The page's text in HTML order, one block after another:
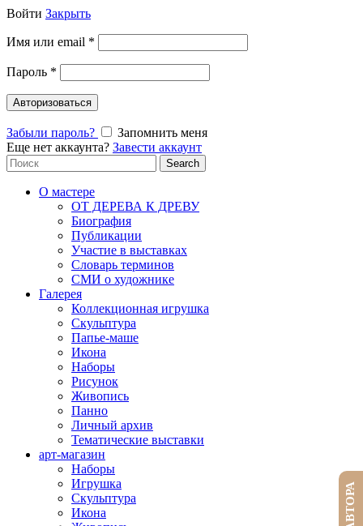
Войти Закрыть
Имя или email *
Пароль *
Авторизоваться
Забыли пароль?
Запомнить меня
Еще нет аккаунта? Завести аккаунт
Search
for:
Search
О мастере
ОТ ДЕРЕВА К ДРЕВУ
Биография
Публикации
Участие в выставках
Словарь терминов
СМИ о художнике
Галерея
Коллекционная игрушка
Скульптура
Папье-маше
Икона
Наборы
Рисунок
Живопись
Панно
Личный архив
Тематические выставки
арт-магазин
Наборы
Игрушка
Скульптура
Икона